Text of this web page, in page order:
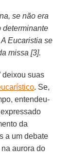
se não era
determinante
Eucaristia se
missa [3].
deixou suas
. Se,
entendeu-
da
a um debate
aurora do